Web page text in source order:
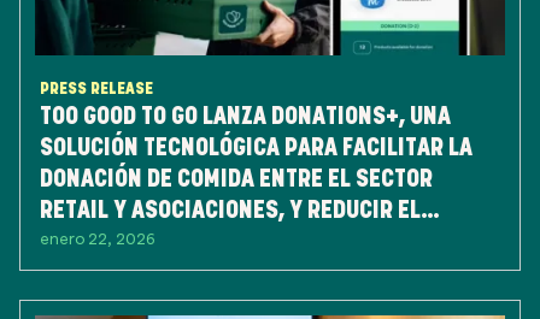
PRESS RELEASE
TOO GOOD TO GO LANZA DONATIONS+, UNA
SOLUCIÓN TECNOLÓGICA PARA FACILITAR LA
DONACIÓN DE COMIDA ENTRE EL SECTOR
RETAIL Y ASOCIACIONES, Y REDUCIR EL
DESPERDICIO DE ALIMENTOS
enero 22, 2026